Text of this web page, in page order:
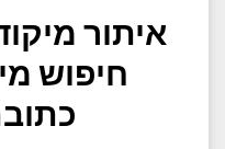
איתור
חיפוש